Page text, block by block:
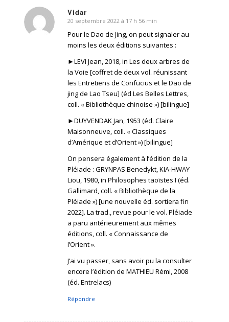
Vidar
dit
:
20 septembre 2022 à 17 h 56 min
Pour le Dao de Jing, on peut signaler au
moins les deux éditions suivantes :
►LEVI Jean, 2018, in Les deux arbres de
la Voie [coffret de deux vol. réunissant
les Entretiens de Confucius et le Dao de
jing de Lao Tseu] (éd Les Belles Lettres,
coll. « Bibliothèque chinoise ») [bilingue]
►DUYVENDAK Jan, 1953 (éd. Claire
Maisonneuve, coll. « Classiques
d’Amérique et d’Orient ») [bilingue]
On pensera également à l’édition de la
Pléiade : GRYNPAS Benedykt, KIA-HWAY
Liou, 1980, in Philosophes taoïstes I (éd.
Gallimard, coll. « Bibliothèque de la
Pléiade ») [une nouvelle éd. sortiera fin
2022]. La trad., revue pour le vol. Pléiade
a paru antérieurement aux mêmes
éditions, coll. « Connaissance de
l’Orient ».
J’ai vu passer, sans avoir pu la consulter
encore l’édition de MATHIEU Rémi, 2008
(éd. Entrelacs)
Répondre